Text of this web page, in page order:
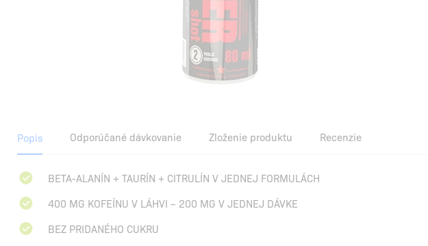
Popis Odporúčané dávkovanie Zloženie produktu Recenzie
BETA-ALANÍN + TAURÍN + CITRULÍN V JEDNEJ FORMULÁCH
400 MG KOFEÍNU V LÁHVI – 200 MG V JEDNEJ DÁVKE
BEZ PRIDANÉHO CUKRU